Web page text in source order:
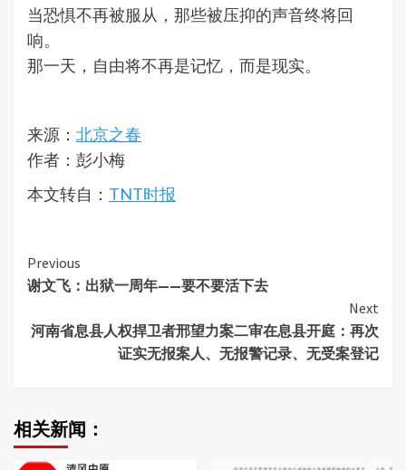
当恐惧不再被服从，那些被压抑的声音终将回
响。
那一天，自由将不再是记忆，而是现实。
来源： 北京之春
作者：彭小梅
本文转自： TNT时报
Continue
Reading
Previous
谢文飞：出狱一周年——要不要活下去
Next
河南省息县人权捍卫者邢望力案二审在息县开庭：再次
证实无报案人、无报警记录、无受案登记
相关新闻：